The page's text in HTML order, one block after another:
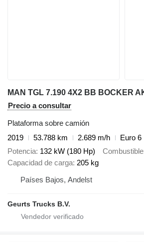
Precio a consultar
Plataforma sobre camión
2019
53.788 km 2.689 m/h
Euro 6
Potencia 132 kW (180 Hp) Combustible
Capacidad de carga 205 kg
Países Bajos, Andelst
Geurts Trucks B.V.